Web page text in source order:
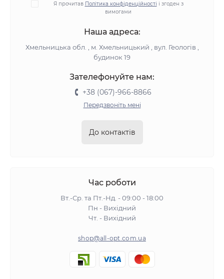
Я прочитав Політика конфіденційності і згоден з
вимогами
Наша адреса:
Хмельницька обл. , м. Хмельницький , вул. Геологів ,
будинок 19
Зателефонуйте нам:
+38 (067)-966-8866
Передзвоніть мені
До контактів
Час роботи
Вт.-Ср. та Пт.-Нд. - 09:00 - 18:00
Пн - Вихідний
Чт. - Вихідний
shop@all-opt.com.ua